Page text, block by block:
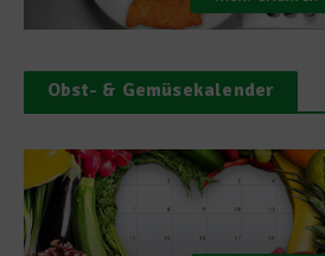
Obst- & Gemüsekalender